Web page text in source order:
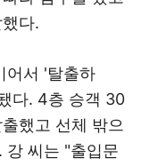
다.
어서 '탈출하
다. 4층 승객 30
했고 선체 밖으
강 씨는 "출입문